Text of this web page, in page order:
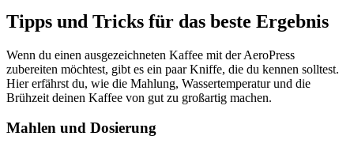
Tipps und Tricks für das beste Ergebnis
Wenn du einen ausgezeichneten Kaffee mit der AeroPress
zubereiten möchtest, gibt es ein paar Kniffe, die du kennen solltest.
Hier erfährst du, wie die Mahlung, Wassertemperatur und die
Brühzeit deinen Kaffee von gut zu großartig machen.
Mahlen und Dosierung